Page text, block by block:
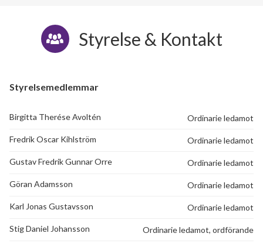
Styrelse & Kontakt
Styrelsemedlemmar
Birgitta Therése Avoltén Ordinarie ledamot
Fredrik Oscar Kihlström Ordinarie ledamot
Gustav Fredrik Gunnar Orre Ordinarie ledamot
Göran Adamsson Ordinarie ledamot
Karl Jonas Gustavsson Ordinarie ledamot
Stig Daniel Johansson Ordinarie ledamot, ordförande